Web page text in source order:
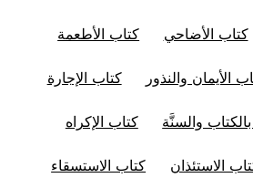
كتاب الأضاحي كتاب الأطعمة
الأيمان والنذور كتاب الإجارة
والسنَّة كتاب الإكراه
الاستئذان كتاب الاستسقاء